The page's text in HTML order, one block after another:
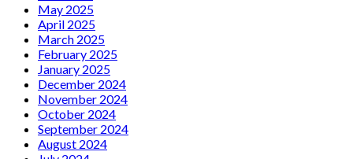
May 2025
April 2025
March 2025
February 2025
January 2025
December 2024
November 2024
October 2024
September 2024
August 2024